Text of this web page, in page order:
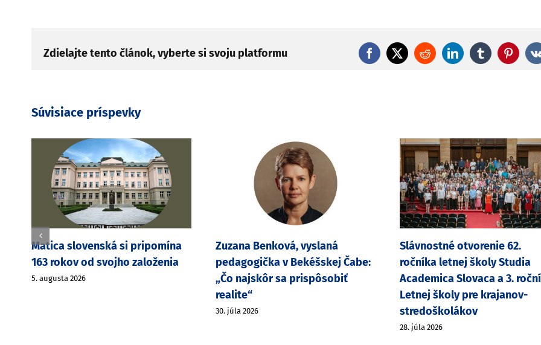
Zdielajte tento článok, vyberte si svoju platformu Facebook
X RedditLinkedInTumblr
Súvisiace príspevky
Matica slovenská si pripomína
163 rokov od svojho založenia
5. augusta 2026
Zuzana Benková, vyslaná
pedagogička v Bekéšskej Čabe:
„Čo najskôr sa prispôsobiť
realite“
30. júla 2026
Slávnostné otvorenie 62.
ročníka letnej školy Studia
Academica Slovaca a 3.
Letnej školy pre krajanov-
stredoškolákov
28. júla 2026